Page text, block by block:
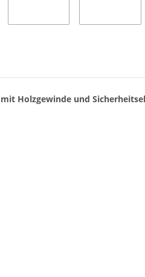
Holzgewinde und